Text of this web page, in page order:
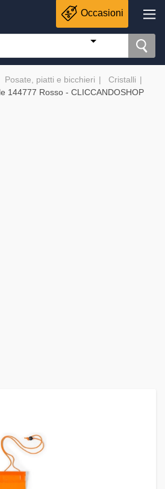
Occasioni
Posate, piatti e bicchieri
Cristalli
144777 Rosso - CLICCANDOSHOP